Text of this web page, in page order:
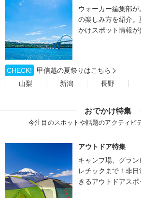
ウォーカー編集部
の楽しみ方を紹介
かけスポット情報が
CHECK!
甲信越の夏祭りはこちら
山梨
新潟 長野
おでかけ特集
今注目のスポットや話題のアクティビ
アウトドア特集
キャンプ場、グラ
レチックまで！非
きるアウトドアスポ